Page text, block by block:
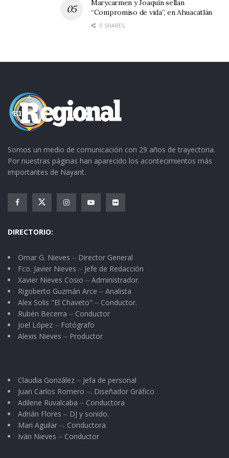
esto es en virtud de la sorpresiva notificación
sobre el desalojo de estas oficinas y cuyas
Marycarmen y Joaquín sellan
“Compromiso de vida”, en Ahuacatlán
0 SHARES
Somos un medio de comunicación con 29 años de trayectoria.
Por nuestras páginas han aparecido los acontecimientos más
importantes de Nayarit.
DIRECTORIO:
Omar G. Nieves ⏤ Director General
Fco. Javier Nieves ⏤ Jefe de Redacción
Xavier Nieves Cosio ⏤ Administrador.
Rigoberto Guzmán Arce ⏤ Analista
Alex Solis "El Chaveto" ⏤ Conductor.
Rubén Becerra ⏤ Conductor
Joel López ⏤ Fotógrafo
Alexis Nieves ⏤ Productor
Claudia González ⏤ Jefa de personal
Juan Carlos Romero ⏤. Diseñador Gráfico
Adilene Ruvalcaba ⏤ Conductora
Adrián Flores ⏤ DJ y sonido.
Mari Aguilar ⏤. Conductora
Iván Nieves ⏤ Conductor